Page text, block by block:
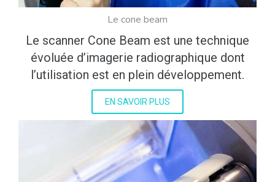
Le cone beam
Le scanner Cone Beam est une technique
évoluée d’imagerie radiographique dont
l’utilisation est en plein développement.
EN SAVOIR PLUS